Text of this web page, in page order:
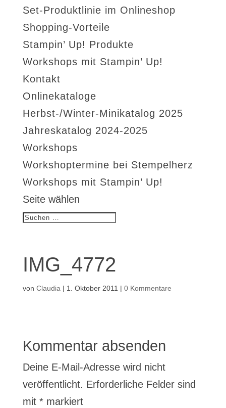
Set-Produktlinie im Onlineshop
Shopping-Vorteile
Stampin’ Up! Produkte
Workshops mit Stampin’ Up!
Kontakt
Onlinekataloge
Herbst-/Winter-Minikatalog 2025
Jahreskatalog 2024-2025
Workshops
Workshoptermine bei Stempelherz
Workshops mit Stampin’ Up!
Seite wählen
IMG_4772
von Claudia | 1. Oktober 2011 | 0 Kommentare
Kommentar absenden
Deine E-Mail-Adresse wird nicht
veröffentlicht. Erforderliche Felder sind
mit *markiert